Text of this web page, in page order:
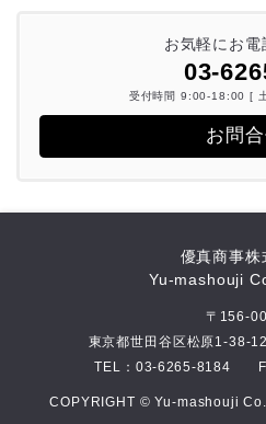
お気軽にお電
03-
受付時間 9:00-18:00 [
お問
優真商事株
Yu-mashouji
〒156-
東京都世田谷区松原1-38-
TEL： 03-6265-8184
COPYRIGHT © Yu-mashouji